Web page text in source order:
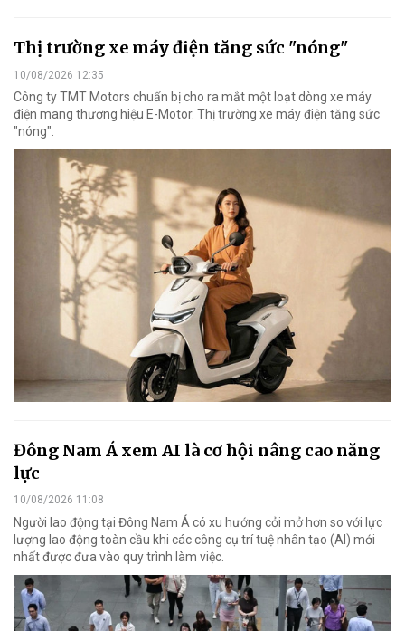
Thị trường xe máy điện tăng sức "nóng"
10/08/2026 12:35
Công ty TMT Motors chuẩn bị cho ra mắt một loạt dòng xe máy
điện mang thương hiệu E-Motor. Thị trường xe máy điện tăng sức
"nóng".
Đông Nam Á xem AI là cơ hội nâng cao năng
lực
10/08/2026 11:08
Người lao động tại Đông Nam Á có xu hướng cởi mở hơn so với lực
lượng lao động toàn cầu khi các công cụ trí tuệ nhân tạo (AI) mới
nhất được đưa vào quy trình làm việc.